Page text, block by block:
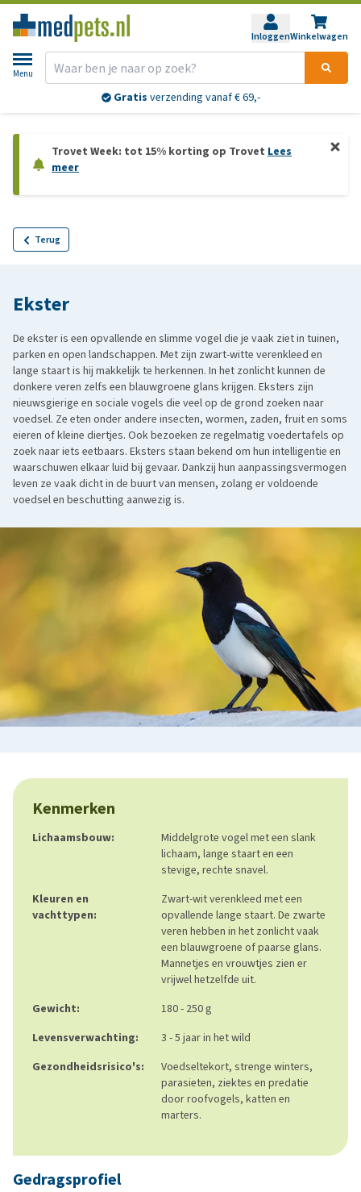
InloggenWinkelwagen
Menu
Gratis verzending vanaf € 69,-
Trovet Week: tot 15% korting op Trovet Lees
meer
Terug
Ekster
De ekster is een opvallende en slimme vogel die je vaak ziet in tuinen,
parken en open landschappen. Met zijn zwart-witte verenkleed en
lange staart is hij makkelijk te herkennen. In het zonlicht kunnen de
donkere veren zelfs een blauwgroene glans krijgen. Eksters zijn
nieuwsgierige en sociale vogels die veel op de grond zoeken naar
voedsel. Ze eten onder andere insecten, wormen, zaden, fruit en soms
eieren of kleine diertjes. Ook bezoeken ze regelmatig voedertafels op
zoek naar iets eetbaars. Eksters staan bekend om hun intelligentie en
waarschuwen elkaar luid bij gevaar. Dankzij hun aanpassingsvermogen
leven ze vaak dicht in de buurt van mensen, zolang er voldoende
voedsel en beschutting aanwezig is.
Kenmerken
Lichaamsbouw:
Middelgrote vogel met een slank
lichaam, lange staart en een
stevige, rechte snavel.
Kleuren en
vachttypen:
Zwart-wit verenkleed met een
opvallende lange staart. De zwarte
veren hebben in het zonlicht vaak
een blauwgroene of paarse glans.
Mannetjes en vrouwtjes zien er
vrijwel hetzelfde uit.
Gewicht:
180 - 250 g
Levensverwachting:
3 - 5 jaar in het wild
Gezondheidsrisico's:
Voedseltekort, strenge winters,
parasieten, ziektes en predatie
door roofvogels, katten en
marters.
Gedragsprofiel